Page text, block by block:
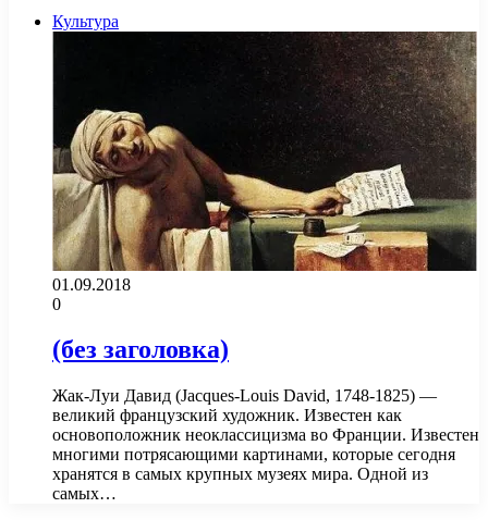
Культура
01.09.2018
0
(без заголовка)
Жак-Луи Давид (Jacques-Louis David, 1748-1825) —
великий французский художник. Известен как
основоположник неоклассицизма во Франции. Известен
многими потрясающими картинами, которые сегодня
хранятся в самых крупных музеях мира. Одной из
самых…